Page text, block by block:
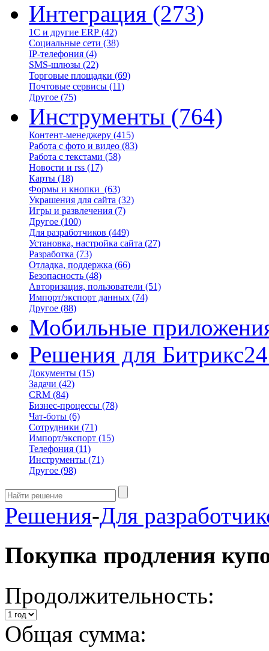
Интеграция (273)
1С и другие ERP (42)
Социальные сети (38)
IP-телефония (4)
SMS-шлюзы (22)
Торговые площадки (69)
Почтовые сервисы (11)
Другое (75)
Инструменты (764)
Контент-менеджеру (415)
Работа с фото и видео (83)
Работа с текстами (58)
Новости и rss (17)
Карты (18)
Формы и кнопки (63)
Украшения для сайта (32)
Игры и развлечения (7)
Другое (100)
Для разработчиков (449)
Установка, настройка сайта (27)
Разработка (73)
Отладка, поддержка (66)
Безопасность (48)
Авторизация, пользователи (51)
Импорт/экспорт данных (74)
Другое (88)
Мобильные
Решения для Битрикс24
Документы (15)
Задачи (42)
CRM (84)
Бизнес-процессы (78)
Чат-боты (6)
Сотрудники (71)
Импорт/экспорт (15)
Телефония (11)
Инструменты (71)
Другое (98)
Решения-Для
Покупка продления
Продолжительность:
Общая сумма: